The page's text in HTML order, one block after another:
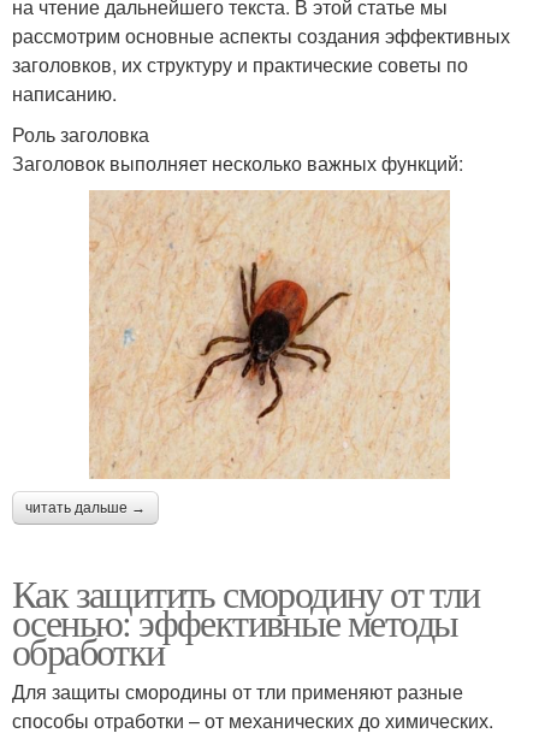
на чтение дальнейшего текста. В этой статье мы
рассмотрим основные аспекты создания эффективных
заголовков, их структуру и практические советы по
написанию.
Роль заголовка
Заголовок выполняет несколько важных функций:
читать дальше →
Как защитить смородину от тли
осенью: эффективные методы
обработки
Для защиты смородины от тли применяют разные
способы отработки – от механических до химических.